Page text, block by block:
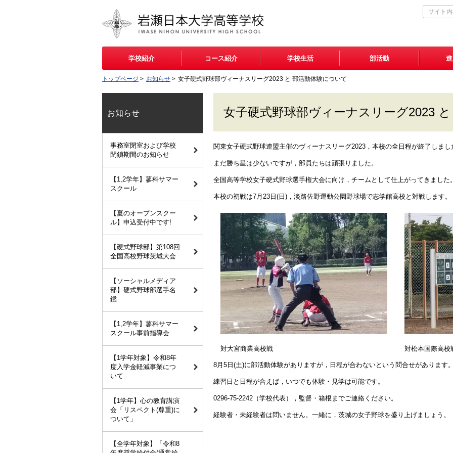
学校紹介 コース紹介 学校生活 部活動
トップページ > お知らせ > 女子硬式野球部ヴィーナスリーグ2023 と 部活動体験について
女子硬式野球部ヴィーナスリーグ2023
関東女子硬式野球連盟主催のヴィーナスリーグ2023，本校の全日程が終了しまし
まだ勝ち星は少ないですが，部員たちは頑張りました。
全国高等学校女子硬式野球選手権大会に向け，チームとして仕上がってきました
本校の初戦は7月23日(日)，淡路佐野運動公園野球場で志学館高校と対戦します。
対大宮商業高校戦 対松本国際高校
8月5日(土)に部活動体験がありますが，日程が合わないという問合せがあります
練習日と日程が合えば，いつでも体験・見学は可能です。
0296-75-2242（学校代表），監督・箱根までご連絡ください。
経験者・未経験者は問いません。一緒に，茨城の女子野球を盛り上げましょう。
お知らせ
事務室閉室および学校
閉鎖期間のお知らせ
【1,2学年】蓼科サマー
スクール
【夏のオープンスクー
ル】申込受付中です!
【硬式野球部】第108回
全国高校野球茨城大会
【ソーシャルメディア
部】硬式野球部選手名
鑑
【1,2学年】蓼科サマー
スクール事前指導会
【1学年対象】令和8年
度入学金軽減事業につ
いて
【1学年】心の教育講演
会「リスペクト(尊重)に
ついて」
【全学年対象】「令和8